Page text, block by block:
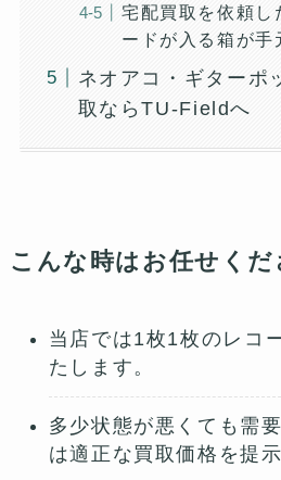
宅配買取を依頼し
ードが入る箱が手
ネオアコ・ギターポ
取ならTU-Fieldへ
こんな時はお任せくだ
当店では1枚1枚のレコ
たします。
多少状態が悪くても需
は適正な買取価格を提